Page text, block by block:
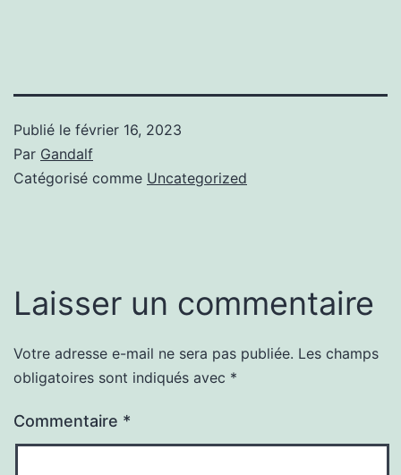
Publié le février 16, 2023
Par Gandalf
Catégorisé comme Uncategorized
Laisser un commentaire
Votre adresse e-mail ne sera pas publiée. Les champs
obligatoires sont indiqués avec *
Commentaire *